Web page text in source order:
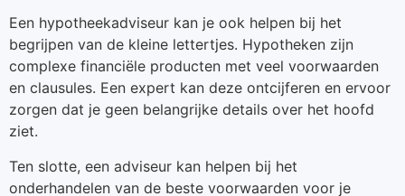
Een hypotheekadviseur kan je ook helpen bij het
begrijpen van de kleine lettertjes. Hypotheken zijn
complexe financiële producten met veel voorwaarden
en clausules. Een expert kan deze ontcijferen en ervoor
zorgen dat je geen belangrijke details over het hoofd
ziet.
Ten slotte, een adviseur kan helpen bij het
onderhandelen van de beste voorwaarden voor je